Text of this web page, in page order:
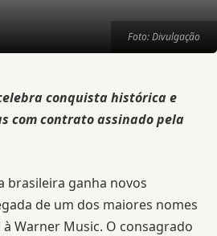
Foto: Divulgação
conquista histórica e
com contrato assinado pela
brasileira ganha novos
de um dos maiores nomes
Warner Music. O consagrado